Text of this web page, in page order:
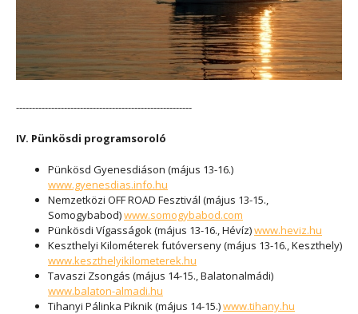
-------------------------------------------------------
IV. Pünkösdi programsoroló
Pünkösd Gyenesdiáson (május 13-16.)
www.gyenesdias.info.hu
Nemzetközi OFF ROAD Fesztivál (május 13-15.,
Somogybabod)www.somogybabod.com
Pünkösdi Vígasságok (május 13-16., Hévíz)www.heviz.hu
Keszthelyi Kilométerek futóverseny (május 13-16., Keszthely)
www.keszthelyikilometerek.hu
Tavaszi Zsongás (május 14-15., Balatonalmádi)
www.balaton-almadi.hu
Tihanyi Pálinka Piknik (május 14-15.)www.tihany.hu